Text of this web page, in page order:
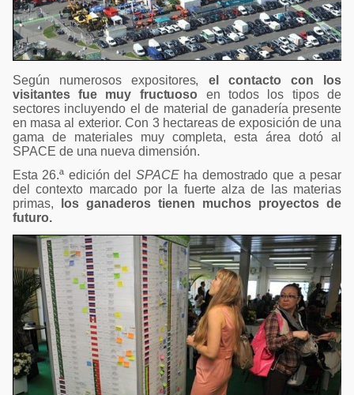
Según numerosos expositores, el contacto con los
visitantes fue muy fructuoso en todos los tipos de
sectores incluyendo el de material de ganadería presente
en masa al exterior. Con 3 hectareas de exposición de una
gama de materiales muy completa, esta área dotó al
SPACE de una nueva dimensión.
Esta 26.ª edición del SPACEha demostrado que a pesar
del contexto marcado por la fuerte alza de las materias
primas,
los ganaderos tienen muchos proyectos de
futuro.